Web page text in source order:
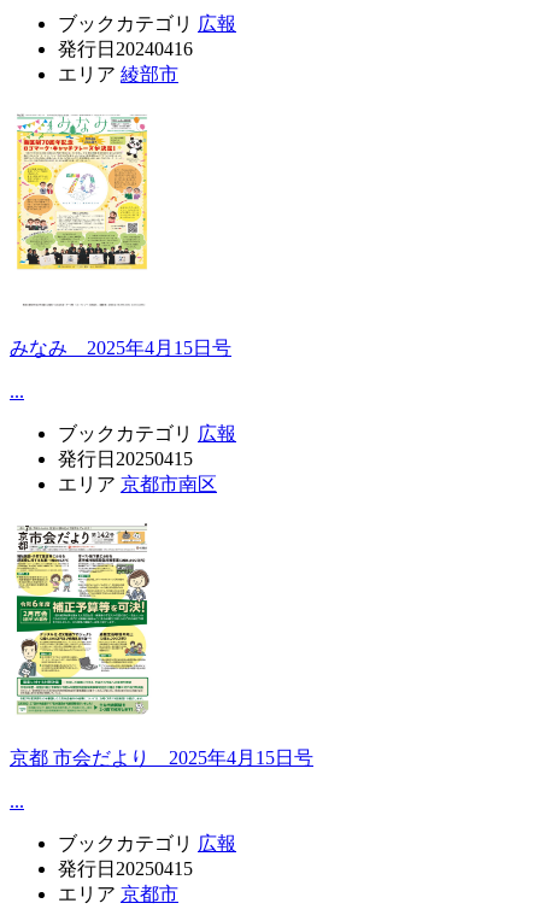
ブックカテゴリ 広報
発行日 20240416
エリア 綾部市
みなみ 2025年4月15日号
...
ブックカテゴリ 広報
発行日 20250415
エリア 京都市南区
京都 市会だより 2025年4月15日号
...
ブックカテゴリ 広報
発行日 20250415
エリア 京都市